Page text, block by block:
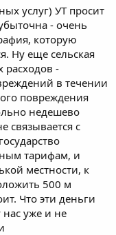
как обещают выйти
и продвигают
операторами.
свыше так как
даром в этот
услуг) УТ просит
- очень
которую
Ну еще сельская
расходов -
в течении
повреждения
недешево
связывается с
тарифам, и
местности, к
500 м
Что эти деньги
нас уже и не